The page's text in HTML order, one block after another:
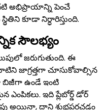
అభిప్రాయాన్ని పెంచే
కూడా నిర్ధారిస్తుంది.
సౌలభ్యం
జరుగుతుంది. ఈ
జాగ్రత్తగా చూసుకోవాల్సిన
బిజీగా ఉండే ఇంటి
ఇది ప్లేబోర్డ్ డోర్
అయినా, దాని శుభ్రపరచడం